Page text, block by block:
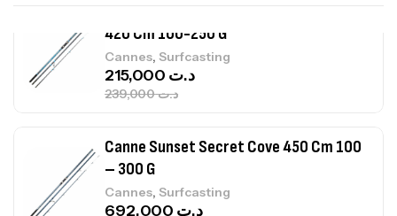
420 Cm 100-250 G
Cannes, Surfcasting
د.ت239,000
د.ت
Canne Sunset Secret Cove 450 Cm 100
– 300 G
Cannes, Surfcasting
د.ت